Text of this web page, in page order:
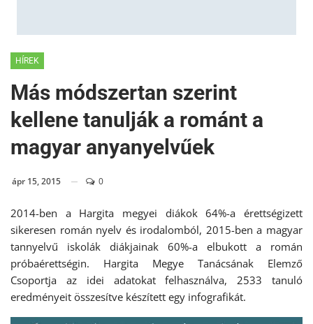
HÍREK
Más módszertan szerint
kellene tanulják a románt a
magyar anyanyelvűek
ápr 15, 2015 0
2014-ben a Hargita megyei diákok 64%-a érettségizett
sikeresen román nyelv és irodalomból, 2015-ben a magyar
tannyelvű iskolák diákjainak 60%-a elbukott a román
próbaérettségin. Hargita Megye Tanácsának Elemző
Csoportja az idei adatokat felhasználva, 2533 tanuló
eredményeit összesítve készített egy infografikát.